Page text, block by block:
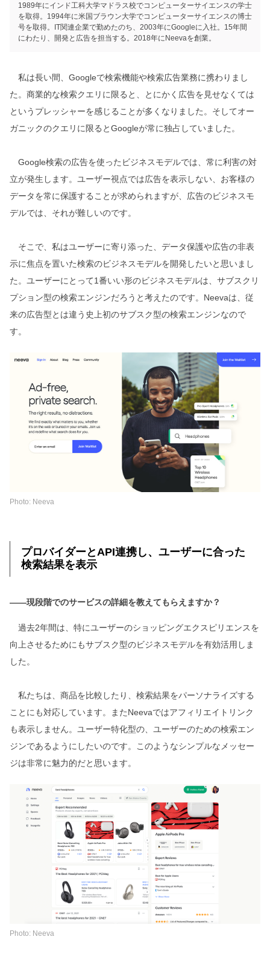
1989年にインド工科大学マドラス校でコンピューターサイエンスの学士
を取得。1994年に米国ブラウン大学でコンピューターサイエンスの博士
号を取得。IT関連企業で勤めたのち、2003年にGoogleに入社。15年間
にわたり、開発と広告を担当する。2018年にNeevaを創業。
私は長い間、Googleで検索機能や検索広告業務に携わりまし
た。商業的な検索クエリに限ると、とにかく広告を見せなくては
というプレッシャーを感じることが多くなりました。そしてオー
ガニックのクエリに限るとGoogleが常に独占していました。
Google検索の広告を使ったビジネスモデルでは、常に利害の対
立が発生します。ユーザー視点では広告を表示しない、お客様の
データを常に保護することが求められますが、広告のビジネスモ
デルでは、それが難しいのです。
そこで、私はユーザーに寄り添った、データ保護や広告の非表
示に焦点を置いた検索のビジネスモデルを開発したいと思いまし
た。ユーザーにとって1番いい形のビジネスモデルは、サブスクリ
プション型の検索エンジンだろうと考えたのです。Neevaは、従
来の広告型とは違う史上初のサブスク型の検索エンジンなので
す。
Photo: Neeva
プロバイダーとAPI連携し、ユーザーに合った
検索結果を表示
――現段階でのサービスの詳細を教えてもらえますか？
過去2年間は、特にユーザーのショッピングエクスピリエンスを
向上させるためにもサブスク型のビジネスモデルを有効活用しま
した。
私たちは、商品を比較したり、検索結果をパーソナライズする
ことにも対応しています。またNeevaではアフィリエイトリンク
も表示しません。ユーザー特化型の、ユーザーのための検索エン
ジンであるようにしたいのです。このようなシンプルなメッセー
ジは非常に魅力的だと思います。
Photo: Neeva